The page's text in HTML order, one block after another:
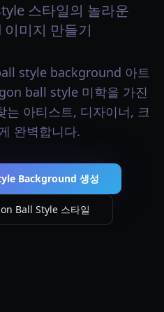
스타일의 놀라운
미지 만들기
style background 아트
ball style 미학을 가진
아티스트, 디자이너, 크
완벽합니다.
Background 생성
Ball Style 스타일